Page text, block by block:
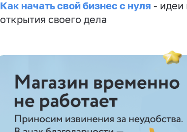
Как начать свой бизнес с нуля - идеи
открытия своего дела